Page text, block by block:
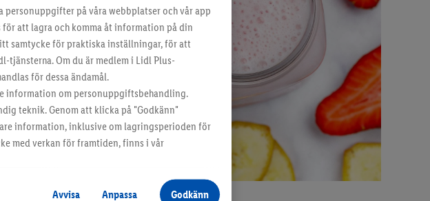
smaken
smak,
med vispad
tillsammans
. Söker
kan du hitta
personuppgifter på våra webbplatser och vår app
att lagra och komma åt information på din
samtycke för praktiska inställningar, för att
Om du är medlem i Lidl Plus-
för dessa ändamål.
information om personuppgiftsbehandling.
teknik. Genom att klicka på "Godkänn"
information, inklusive om lagringsperioden för
med verkan för framtiden, finns i vår
Avvisa Anpassa Godkänn